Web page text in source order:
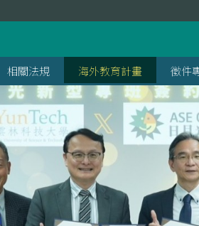
相關法規 海外教育計畫 徵件